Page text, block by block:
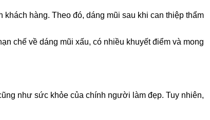
hàng. Theo đó, dáng mũi sau khi can thiệp thẩm
chế về dáng mũi xấu, có nhiều khuyết điểm và mong
như sức khỏe của chính người làm đẹp. Tuy nhiên,